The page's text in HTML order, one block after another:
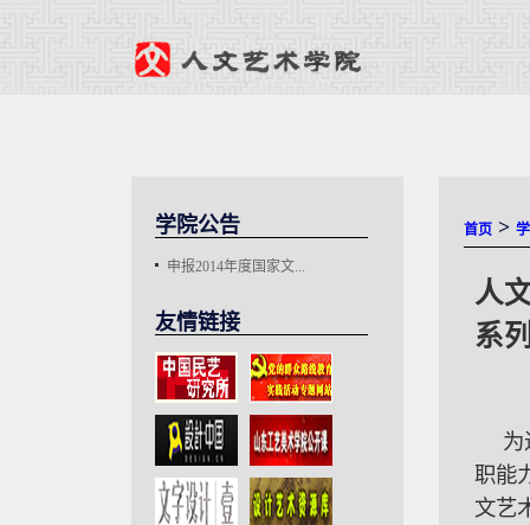
学院公告
申报2014年度国家文...
友情链接
首页 >
人
系
为
职能
文艺